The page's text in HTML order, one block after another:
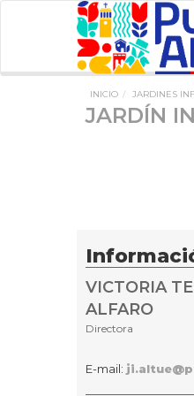
INICIO JARDINES
JARDÍN
VICTORIA
ALFARO
Directora
E-mail: